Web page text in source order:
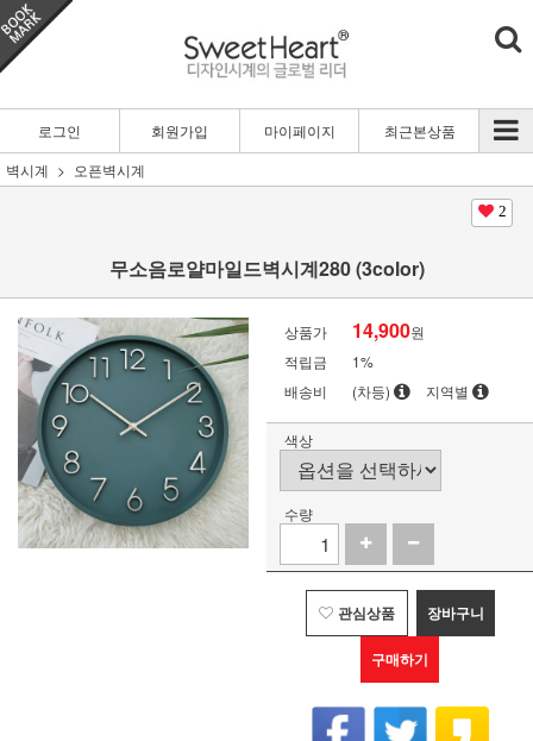
로그인 회원가입 마이페이지
최근본상품
벽시계
오픈벽시계
2
무소음로얄마일드벽시계280 (3color)
상품가 14,900원
적립금
1%
배송비
(차등) 지역별
색상
수량
관심상품 장바구니
구매하기